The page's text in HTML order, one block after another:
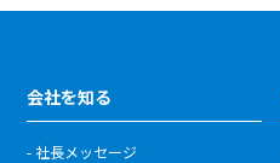
会社を知る
- 社長メッセージ